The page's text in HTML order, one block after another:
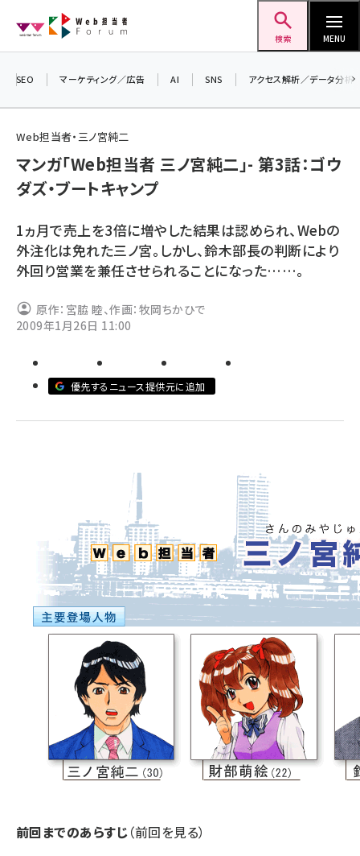
ン
検索 MENU
seo (3523)
youtube (2429)
note (2312)
セミナー (2303)
z世代 (1622)
meo (1275)
llmo (1161)
SEO マーケティング／広告 AI SNS アクセス解析／データ分析
Web担当者・三ノ宮純二
マンガ「Web担当者 三ノ宮純二」- 第3話：ゴウ
ダズ・ブートキャンプ
1ヵ月で売上を3倍に増やした結果は認められ、Webの
外注化は免れた三ノ宮。しかし、鈴木部長の判断により
外回り営業を兼任させられることになった……。
原作：宮脇 睦、作画：牧岡ちかひで
2009年1月26日 11:00
優先するニュース提供元に追加
前回までのあらすじ（前回を見る）
▼ア